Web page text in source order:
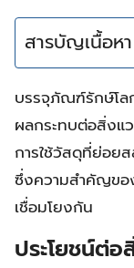
สารบัญเนื้อหา
บรรจุภัณฑ์รักษ์โ
ผลกระทบต่อสิ่งแ
การใช้วัสดุที่ย่อยส
ซึ่งความสำคัญขอ
เชื่อมโยงกัน
ประโยชน์ต่